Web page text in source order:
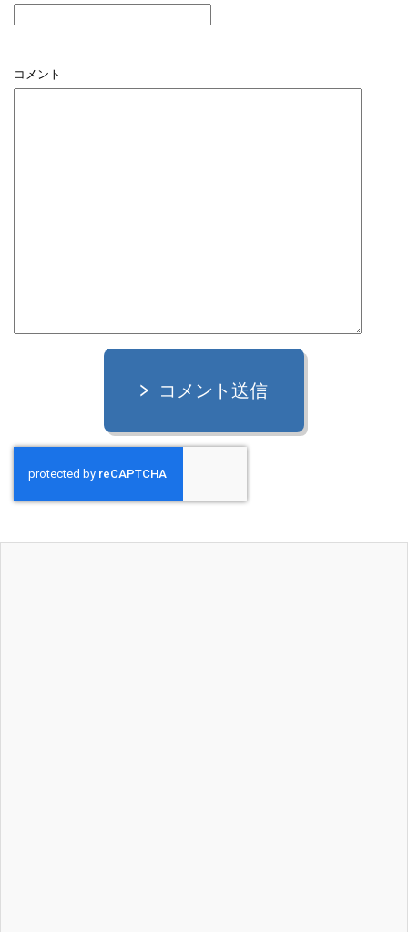
コメント
コメント送信